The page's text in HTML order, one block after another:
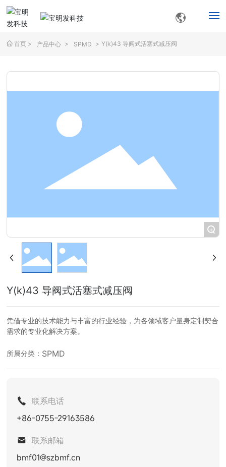
首页
关于我们 搜索
首页 产品中心 SPMD Y(k)43 导阀式活塞式减压阀
+
Y(k)43 导阀式活塞式减压阀
凭借专业的技术能力与丰富的行业经验，为各领域客户量身定制契合
需求的专业化解决方案。
所属分类： SPMD
联系电话
+86-0755-29163586
联系邮箱
bmf01@szbmf.cn